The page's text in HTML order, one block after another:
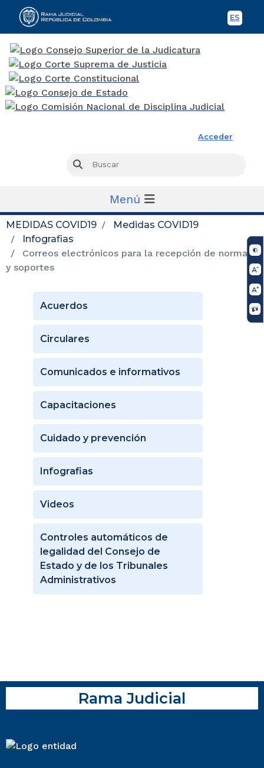
ES
Acceder
Buscar
Menú
MEDIDAS COVID19
Medidas COVID19
Infografias
Correos electrónicos para la recepción de normas
y soportes
Acuerdos
Circulares
Comunicados e informativos
Capacitaciones
Cuidado y prevención
Infografias
Videos
Controles automáticos de
legalidad del Consejo de
Estado y de los Tribunales
Administrativos
Rama Judicial